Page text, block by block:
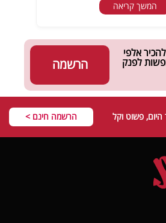
המשך קריאה
הרשמה
אלפי
לפנק
פשוט וקל הרשמה חינם >